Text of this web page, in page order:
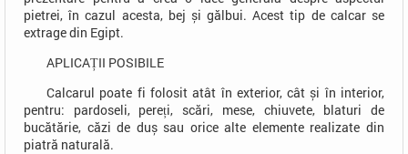
pietrei, în cazul acesta, bej și gălbui. Acest tip de calcar se
extrage din Egipt.
APLICAȚII POSIBILE
Calcarul poate fi folosit atât în exterior, cât și în interior,
pentru: pardoseli, pereți, scări, mese, chiuvete, blaturi de
bucătărie, căzi de duș sau orice alte elemente realizate din
piatră naturală.